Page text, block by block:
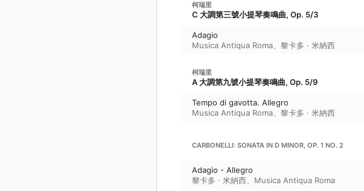
柯瑞里
C 大調第三號小提琴奏鳴曲, Op. 5/3
Adagio
Musica Antiqua Roma
黎卡多 · 米納西
柯瑞里
A 大調第九號小提琴奏鳴曲, Op. 5/9
Tempo di gavotta. Allegro
Musica Antiqua Roma
黎卡多 · 米納西
CARBONELLI: SONATA IN D MINOR, OP. 1 NO. 2
Adagio - Allegro
黎卡多 · 米納西
Musica Antiqua Roma